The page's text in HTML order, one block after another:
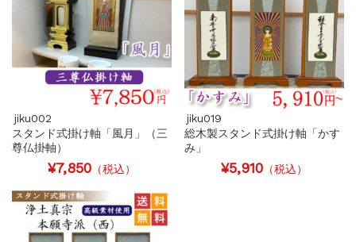
jiku002
スタンド式掛け軸「風月」（三
尊仏掛軸）
¥7,850（税込）
jiku019
総木製スタンド式掛け軸「かす
み」
¥5,910 （税込）